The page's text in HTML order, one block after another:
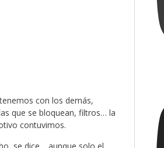
con los demás,
que se bloquean, filtros… la
contuvimos.